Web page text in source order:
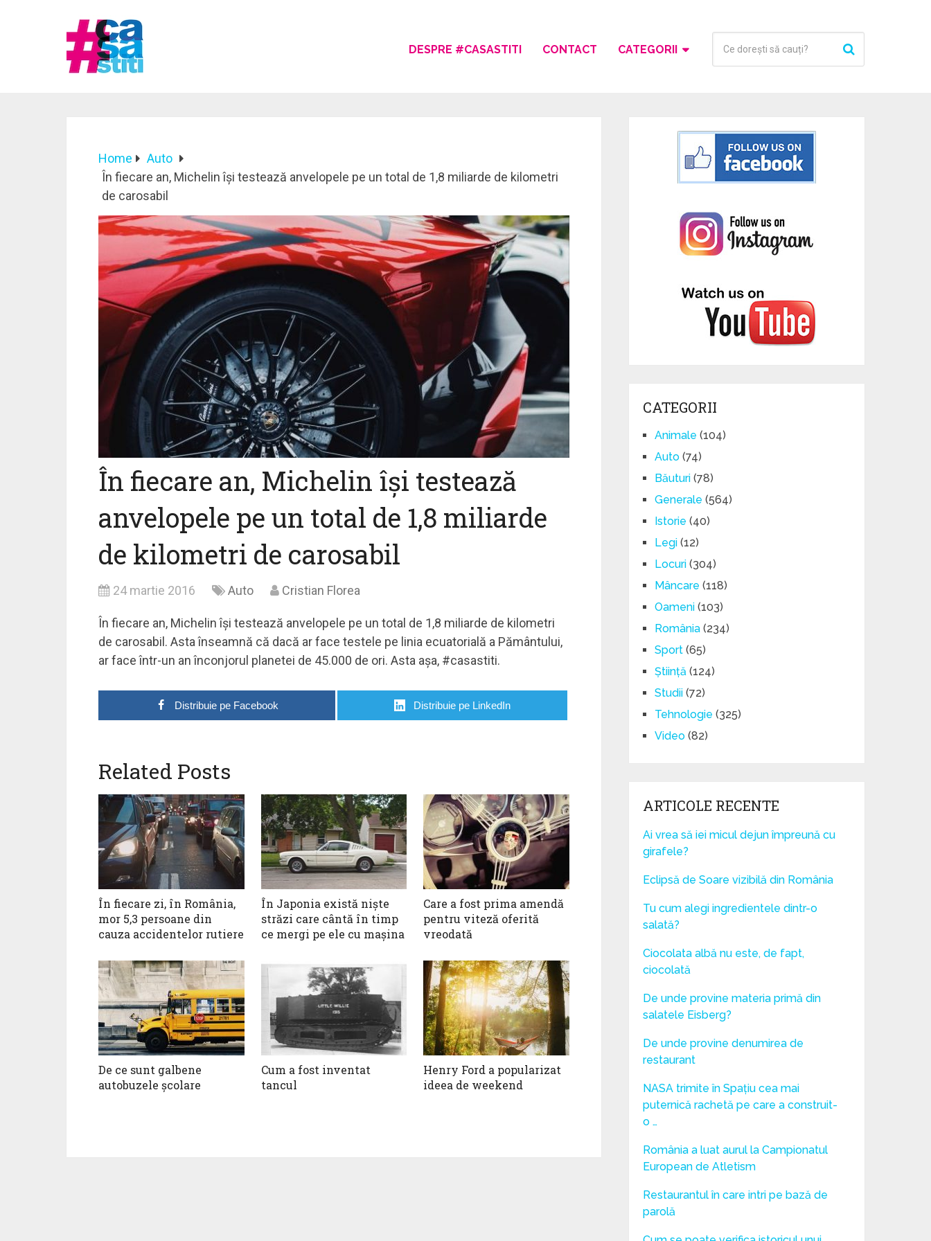
DESPRE #CASASTITI CONTACT CATEGORII
Home
Auto
În fiecare an, Michelin își testează anvelopele pe un total de 1,8 miliarde de kilometri
de carosabil
În fiecare an, Michelin își testează
anvelopele pe un total de 1,8 miliarde
de kilometri de carosabil
24 martie 2016 Auto Cristian Florea
În fiecare an, Michelin își testează anvelopele pe un total de 1,8 miliarde de kilometri
de carosabil. Asta înseamnă că dacă ar face testele pe linia ecuatorială a Pământului,
ar face într-un an înconjorul planetei de 45.000 de ori. Asta așa, #casastiti.
Distribuie pe Facebook Distribuie pe LinkedIn
Related Posts
În fiecare zi, în România,
mor 5,3 persoane din
cauza accidentelor rutiere
În Japonia există niște
străzi care cântă în timp
ce mergi pe ele cu mașina
Care a fost prima amendă
pentru viteză oferită
vreodată
De ce sunt galbene
autobuzele școlare
Cum a fost inventat
tancul
Henry Ford a popularizat
ideea de weekend
CATEGORII
Animale (104)
Auto (74)
Băuturi (78)
Generale (564)
Istorie (40)
Legi (12)
Locuri (304)
Mâncare (118)
Oameni (103)
România (234)
Sport (65)
Știință (124)
Studii (72)
Tehnologie (325)
Video (82)
ARTICOLE RECENTE
Ai vrea să iei micul dejun împreună cu
girafele?
Eclipsă de Soare vizibilă din România
Tu cum alegi ingredientele dintr-o
salată?
Ciocolata albă nu este, de fapt,
ciocolată
De unde provine materia primă din
salatele Eisberg?
De unde provine denumirea de
restaurant
NASA trimite în Spațiu cea mai
puternică rachetă pe care a construit-
o …
România a luat aurul la Campionatul
European de Atletism
Restaurantul în care intri pe bază de
parolă